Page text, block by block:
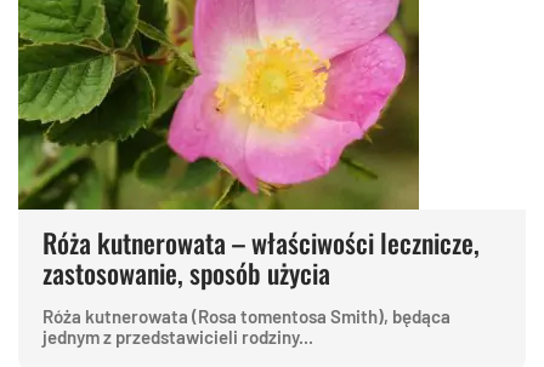
Róża kutnerowata – właściwości lecznicze,
zastosowanie, sposób użycia
Róża kutnerowata (Rosa tomentosa Smith), będąca
jednym z przedstawicieli rodziny...